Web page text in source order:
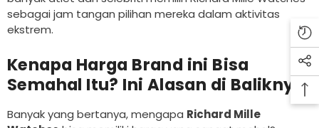
sebagai jam tangan pilihan mereka dalam aktivitas
ekstrem.
Kenapa Harga Brand ini Bisa
Semahal Itu? Ini Alasan di Baliknya
Banyak yang bertanya, mengapa Richard Mille